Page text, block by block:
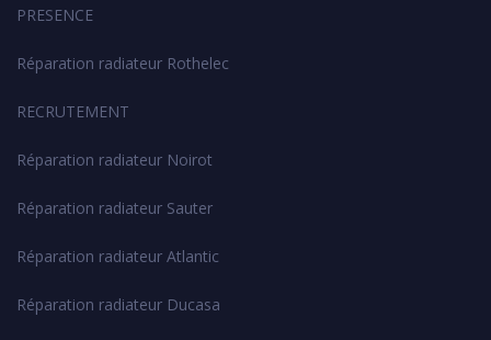
PRESENCE
Réparation radiateur Rothelec
RECRUTEMENT
Réparation radiateur Noirot
Réparation radiateur Sauter
Réparation radiateur Atlantic
Réparation radiateur Ducasa